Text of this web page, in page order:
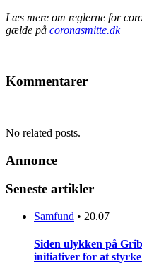
Læs mere om reglerne for
gælde på coronasmitte.dk
Kommentarer
No related posts.
Annonce
Seneste artikler
Samfund • 20.07
Siden ulykken på
initiativer for at